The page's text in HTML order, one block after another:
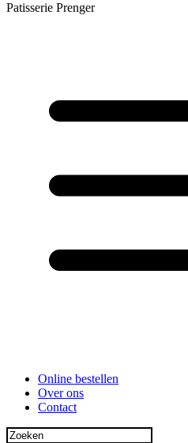
Patisserie Prenger
Online bestellen
Over ons
Contact